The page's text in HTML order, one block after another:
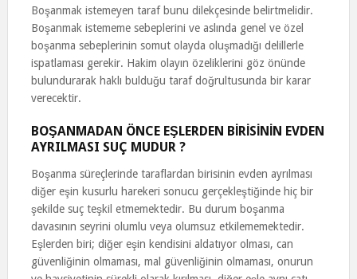
Boşanmak istemeyen taraf bunu dilekçesinde belirtmelidir.
Boşanmak istememe sebeplerini ve aslında genel ve özel
boşanma sebeplerinin somut olayda oluşmadığı delillerle
ispatlaması gerekir. Hakim olayın özeliklerini göz önünde
bulundurarak haklı bulduğu taraf doğrultusunda bir karar
verecektir.
BOŞANMADAN ÖNCE EŞLERDEN BİRİSİNİN EVDEN
AYRILMASI SUÇ MUDUR ?
Boşanma süreçlerinde taraflardan birisinin evden ayrılması
diğer eşin kusurlu harekeri sonucu gerçekleştiğinde hiç bir
şekilde suç teşkil etmemektedir. Bu durum boşanma
davasının seyrini olumlu veya olumsuz etkilememektedir.
Eşlerden biri; diğer eşin kendisini aldatıyor olması, can
güvenliğinin olmaması, mal güvenliğinin olmaması, onurun